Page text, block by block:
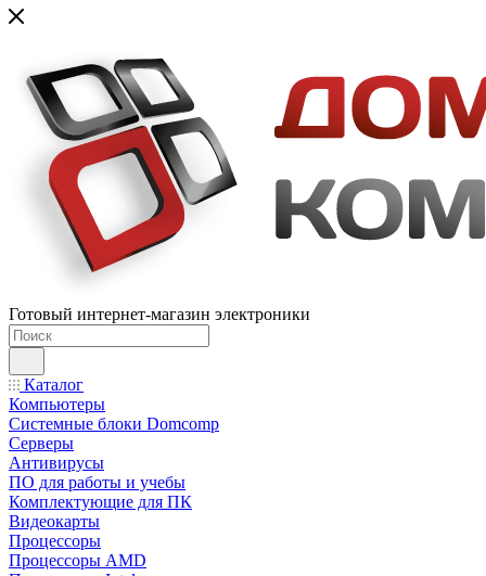
Готовый интернет-магазин электроники
Каталог
Компьютеры
Системные блоки Domcomp
Серверы
Антивирусы
ПО для работы и учебы
Комплектующие для ПК
Видеокарты
Процессоры
Процессоры AMD